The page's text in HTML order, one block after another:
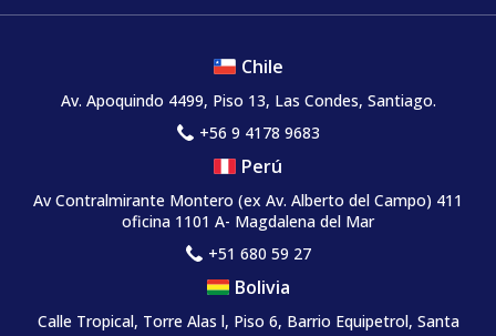
Chile
Av. Apoquindo 4499, Piso 13, Las Condes, Santiago.
+56 9 4178 9683
Perú
Av Contralmirante Montero (ex Av. Alberto del Campo) 411
oficina 1101 A- Magdalena del Mar
+51 680 59 27
Bolivia
Calle Tropical, Torre Alas l, Piso 6, Barrio Equipetrol, Santa